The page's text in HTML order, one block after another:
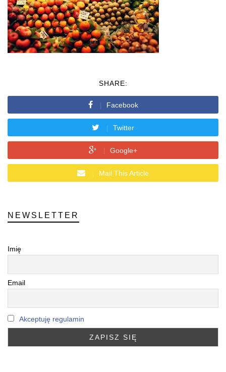
SHARE:
Facebook
Twitter
Google+
Mail This Article
NEWSLETTER
Imię
Email
Akceptuję regulamin